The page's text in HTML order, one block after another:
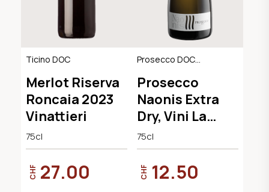
Ticino DOC
Merlot Riserva
Roncaia 2023
Vinattieri
75cl
CHF 27.00
Prosecco DOC
Prosecco
Naonis Extra
Dry, Vini La
Delizia
75cl
CHF 12.50